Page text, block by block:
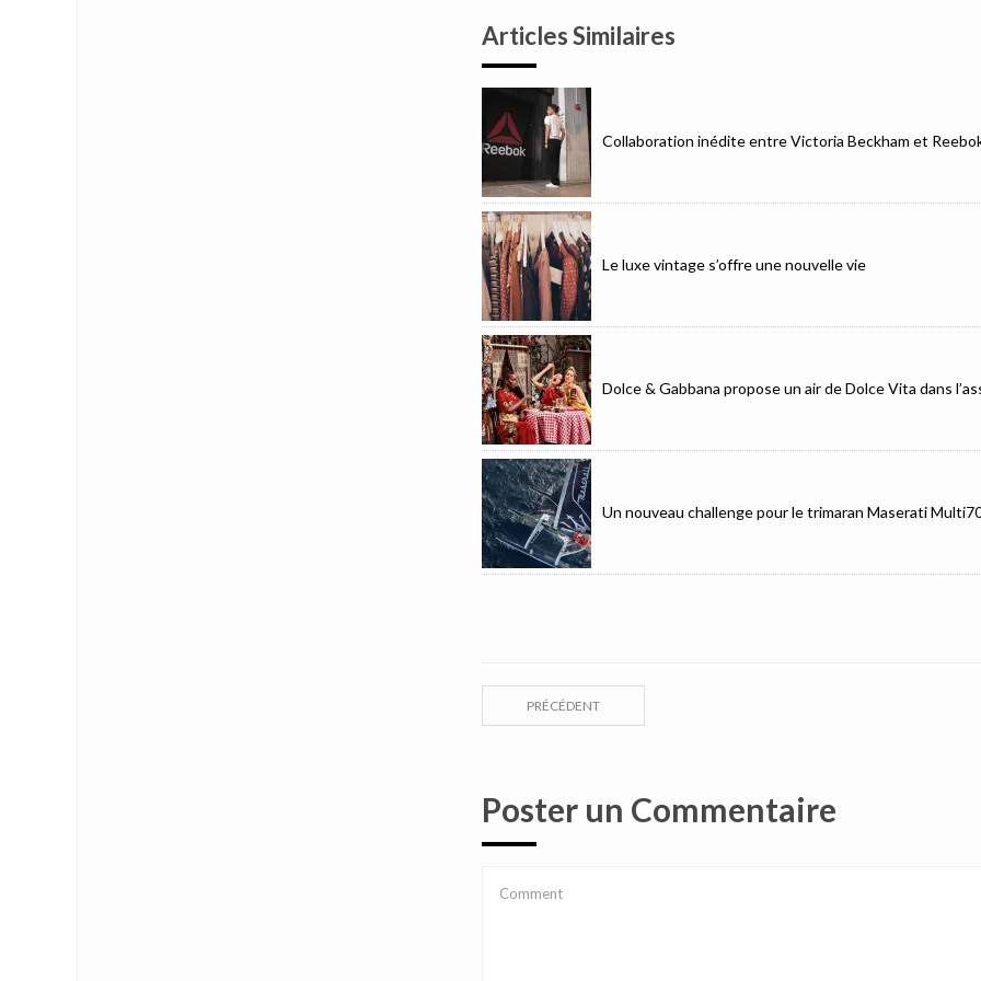
Articles Similaires
Collaboration inédite entre Victoria Beckham et
Le luxe vintage s’offre une nouvelle vie
Dolce & Gabbana propose un air de Dolce Vita dans
Un nouveau challenge pour le trimaran Maserati
PRÉCÉDENT
Poster un Commentaire